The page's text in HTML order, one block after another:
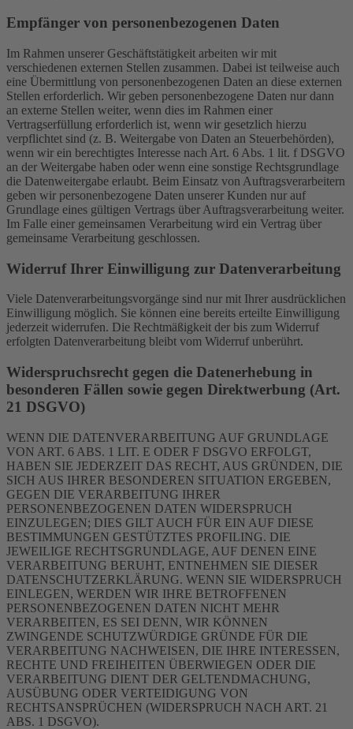
Empfänger von personenbezogenen Daten
Im Rahmen unserer Geschäftstätigkeit arbeiten wir mit
verschiedenen externen Stellen zusammen. Dabei ist teilweise auch
eine Übermittlung von personenbezogenen Daten an diese externen
Stellen erforderlich. Wir geben personenbezogene Daten nur dann
an externe Stellen weiter, wenn dies im Rahmen einer
Vertragserfüllung erforderlich ist, wenn wir gesetzlich hierzu
verpflichtet sind (z. B. Weitergabe von Daten an Steuerbehörden),
wenn wir ein berechtigtes Interesse nach Art. 6 Abs. 1 lit. f DSGVO
an der Weitergabe haben oder wenn eine sonstige Rechtsgrundlage
die Datenweitergabe erlaubt. Beim Einsatz von Auftragsverarbeitern
geben wir personenbezogene Daten unserer Kunden nur auf
Grundlage eines gültigen Vertrags über Auftragsverarbeitung weiter.
Im Falle einer gemeinsamen Verarbeitung wird ein Vertrag über
gemeinsame Verarbeitung geschlossen.
Widerruf Ihrer Einwilligung zur Datenverarbeitung
Viele Datenverarbeitungsvorgänge sind nur mit Ihrer ausdrücklichen
Einwilligung möglich. Sie können eine bereits erteilte Einwilligung
jederzeit widerrufen. Die Rechtmäßigkeit der bis zum Widerruf
erfolgten Datenverarbeitung bleibt vom Widerruf unberührt.
Widerspruchsrecht gegen die Datenerhebung in
besonderen Fällen sowie gegen Direktwerbung (Art.
21 DSGVO)
WENN DIE DATENVERARBEITUNG AUF GRUNDLAGE
VON ART. 6 ABS. 1 LIT. E ODER F DSGVO ERFOLGT,
HABEN SIE JEDERZEIT DAS RECHT, AUS GRÜNDEN, DIE
SICH AUS IHRER BESONDEREN SITUATION ERGEBEN,
GEGEN DIE VERARBEITUNG IHRER
PERSONENBEZOGENEN DATEN WIDERSPRUCH
EINZULEGEN; DIES GILT AUCH FÜR EIN AUF DIESE
BESTIMMUNGEN GESTÜTZTES PROFILING. DIE
JEWEILIGE RECHTSGRUNDLAGE, AUF DENEN EINE
VERARBEITUNG BERUHT, ENTNEHMEN SIE DIESER
DATENSCHUTZERKLÄRUNG. WENN SIE WIDERSPRUCH
EINLEGEN, WERDEN WIR IHRE BETROFFENEN
PERSONENBEZOGENEN DATEN NICHT MEHR
VERARBEITEN, ES SEI DENN, WIR KÖNNEN
ZWINGENDE SCHUTZWÜRDIGE GRÜNDE FÜR DIE
VERARBEITUNG NACHWEISEN, DIE IHRE INTERESSEN,
RECHTE UND FREIHEITEN ÜBERWIEGEN ODER DIE
VERARBEITUNG DIENT DER GELTENDMACHUNG,
AUSÜBUNG ODER VERTEIDIGUNG VON
RECHTSANSPRÜCHEN (WIDERSPRUCH NACH ART. 21
ABS. 1 DSGVO).